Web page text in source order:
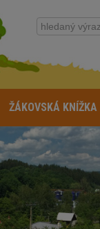
ŽÁKOVSKÁ KNÍŽKA